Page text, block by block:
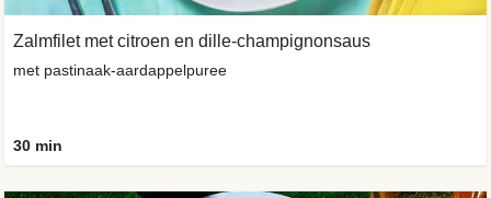
Zalmfilet met citroen en dille-champignonsaus
met pastinaak-aardappelpuree
30 min